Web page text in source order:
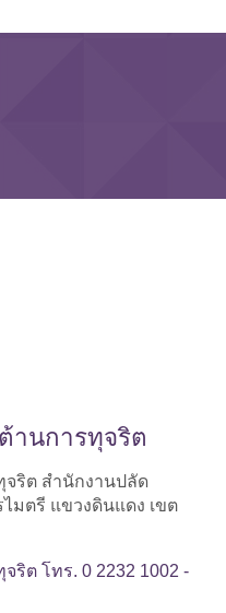
านการทุจริต
ริต สำนักงานปลัด
มตรี แขวงดินแดง เขต
ริต โทร. 0 2232 1002 -